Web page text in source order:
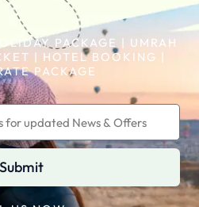
PACKAGE | UMRAH
| HOTEL BOOKING |
PACKAGE
Submit